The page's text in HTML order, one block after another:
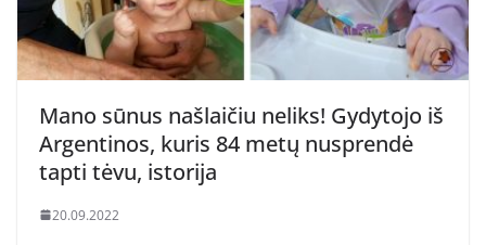
Mano sūnus našlaičiu neliks! Gydytojo iš
Argentinos, kuris 84 metų nusprendė
tapti tėvu, istorija
20.09.2022